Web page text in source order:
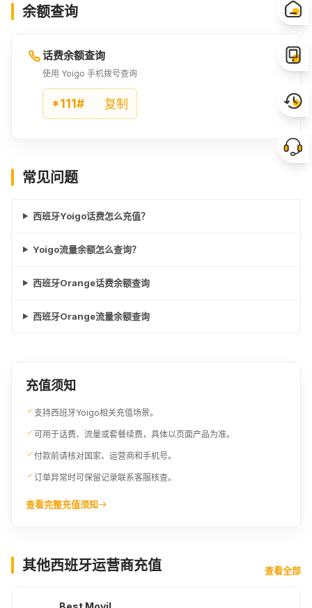
余额查询
话费余额查询
使用 Yoigo 手机拨号查询
*111# 复制
常见问题
西班牙Yoigo话费怎么充值？
Yoigo流量余额怎么查询？
西班牙Orange话费余额查询
西班牙Orange流量余额查询
充值须知
支持西班牙Yoigo相关充值场景。
可用于话费、流量或套餐续费，具体以页面产品为准。
付款前请核对国家、运营商和手机号。
订单异常时可保留记录联系客服核查。
查看完整充值须知
其他西班牙运营商充值 查看全部